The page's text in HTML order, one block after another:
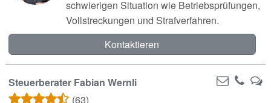
schwierigen Situation wie Betriebsprüfungen,
Vollstreckungen und Strafverfahren.
Kontaktieren
Steuerberater Fabian Wernli
(63)